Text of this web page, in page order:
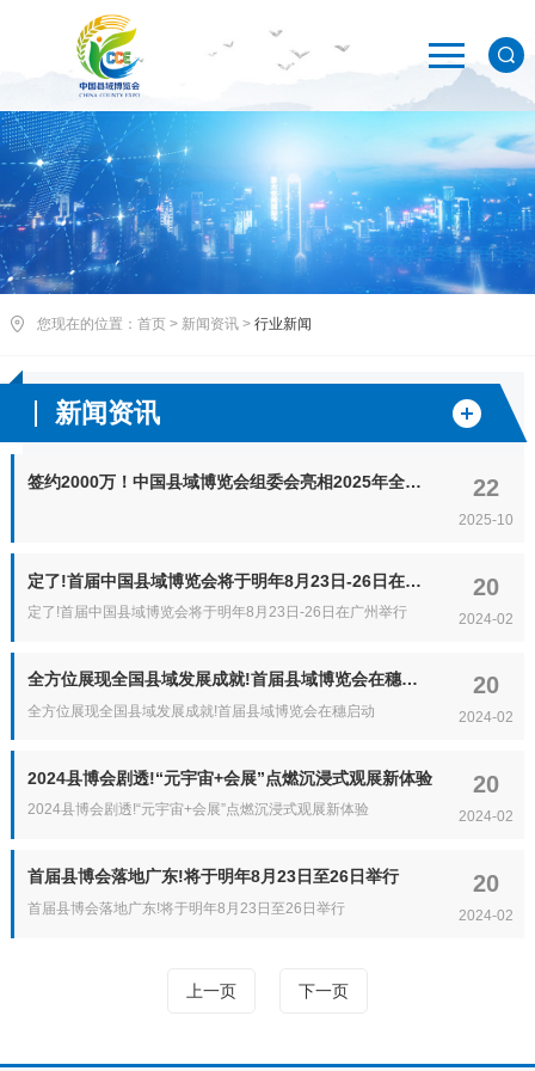
您现在的位置： 首页> 新闻资讯> 行业新闻
新闻资讯
22
2025-10
签约2000万！中国县域博览会组委会亮相2025年全国农产品产销大会（南部片区），从“黔货出山”到“融入湾区”的共赢之路
20
2024-02
定了!首届中国县域博览会将于明年8月23日-26日在广州举行
定了!首届中国县域博览会将于明年8月23日-26日在广州举行
20
2024-02
全方位展现全国县域发展成就!首届县域博览会在穗启动
全方位展现全国县域发展成就!首届县域博览会在穗启动
20
2024-02
2024县博会剧透!“元宇宙+会展”点燃沉浸式观展新体验
2024县博会剧透!“元宇宙+会展”点燃沉浸式观展新体验
20
2024-02
首届县博会落地广东!将于明年8月23日至26日举行
首届县博会落地广东!将于明年8月23日至26日举行
上一页 下一页